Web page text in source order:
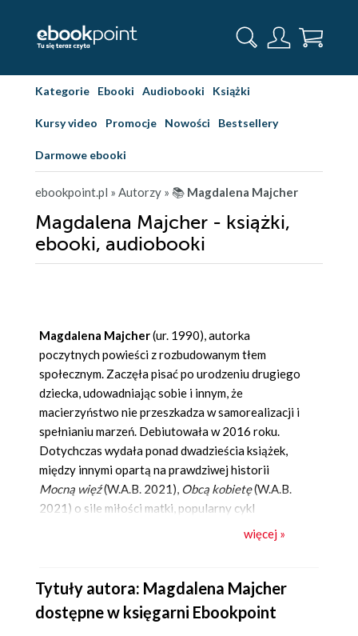
Kategorie Ebooki Audiobooki Książki
Kursy video Promocje Nowości Bestsellery
Darmowe ebooki
ebookpoint.pl » Autorzy » 📚 Magdalena Majcher
Magdalena Majcher - książki,
ebooki, audiobooki
Magdalena Majcher(ur. 1990), autorka
poczytnych powieści z rozbudowanym tłem
społecznym. Zaczęła pisać po urodzeniu drugiego
dziecka, udowadniając sobie i innym, że
macierzyństwo nie przeszkadza w samorealizacji i
spełnianiu marzeń. Debiutowała w 2016 roku.
Dotychczas wydała ponad dwadzieścia książek,
między innymi opartą na prawdziwej historii
Mocną więź(W.A.B. 2021), Obcą kobietę(W.A.B.
2021) o sile miłości matki, popularny cykl
oraz wielopokoleniową
true crime.
więcej »
Tytuły autora: Magdalena Majcher
dostępne w księgarni Ebookpoint